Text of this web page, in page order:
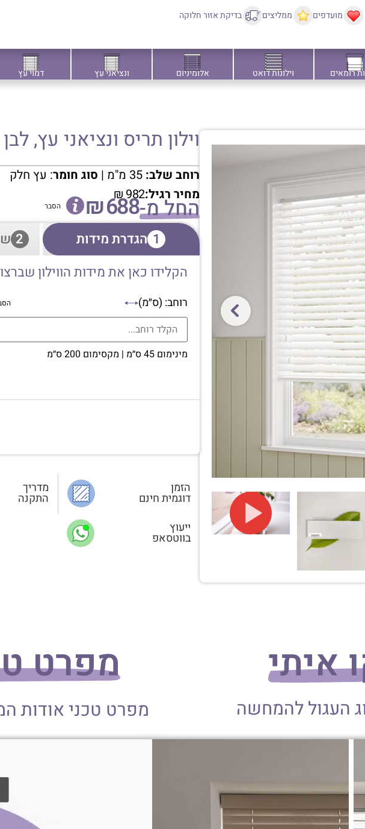
מועדפים ממליצים בדיקת אזור חלוקה
רומאים וילונות דואט אלומיניום ונציאני עץ דמוי עץ
וילון תריס ונציאני עץ, לבן חלק, 35מ"מ –
רוחב שלב: 35 מ"מ | סוג חומר: עץ חלק
מחיר רגיל:
₪982החל מ- ₪688 הסבר
1 הגדרת מידות 2
הקלידו כאן את מידות הווילון
רוחב: (ס״מ)
מינימום 45 ס״מ | מקסימום 200 ס״מ
הזמן
דוגמית חינם
מדריך
התקנה
ייעוץ
בווטסאפ
איתי
העגול להמחשה
מפרט
מפרט טכני אודות